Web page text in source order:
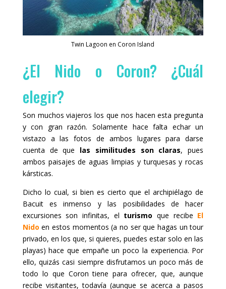
Twin Lagoon en Coron Island
¿El Nido o Coron? ¿Cuál
elegir?
Son muchos viajeros los que nos hacen esta pregunta
y con gran razón. Solamente hace falta echar un
vistazo a las fotos de ambos lugares para darse
cuenta de que las similitudes son claras, pues
ambos paisajes de aguas limpias y turquesas y rocas
kársticas.
Dicho lo cual, si bien es cierto que el archipiélago de
Bacuit es inmenso y las posibilidades de hacer
excursiones son infinitas, el turismo que recibe El
Nido en estos momentos (a no ser que hagas un tour
privado, en los que, si quieres, puedes estar solo en las
playas) hace que empañe un poco la experiencia. Por
ello, quizás casi siempre disfrutamos un poco más de
todo lo que Coron tiene para ofrecer, que, aunque
recibe visitantes, todavía (aunque se acerca a pasos